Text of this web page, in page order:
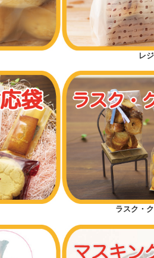
レ
ラスク・